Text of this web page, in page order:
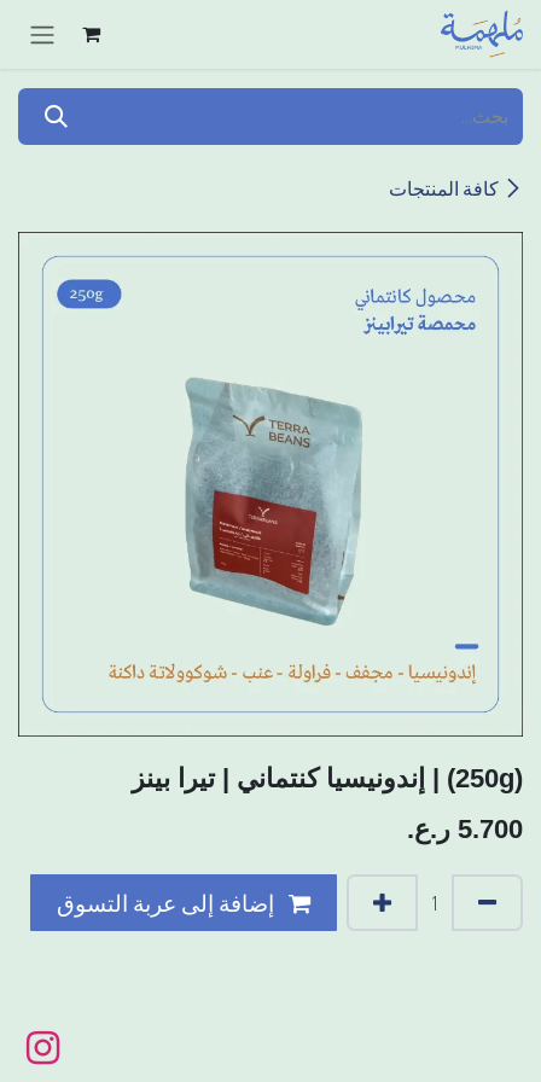
تخطي للذهاب إلى المحتوى
كافة المنتجات
(250g) | إندونيسيا كنتماني | تيرا بينز
5.700 ر.ع.
إضافة إلى عربة التسوق